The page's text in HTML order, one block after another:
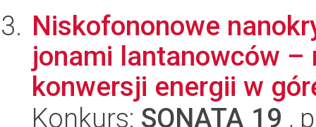
Niskofononowe
jonami lantanowców –
konwersji energii w
Konkurs: SONATA 19 ,